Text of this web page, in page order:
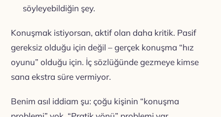
söyleyebildiğin şey.
Konuşmak istiyorsan, aktif olan daha kritik. Pasif
gereksiz olduğu için değil – gerçek konuşma “hız
oyunu” olduğu için. İç sözlüğünde gezmeye kimse
sana ekstra süre vermiyor.
Benim asıl iddiam şu: çoğu kişinin “konuşma